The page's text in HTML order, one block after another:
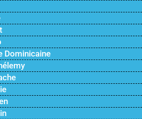
Dominicaine